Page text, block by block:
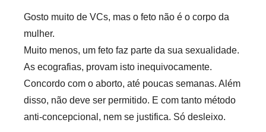
Gosto muito de VCs, mas o feto não é o corpo da
mulher.
Muito menos, um feto faz parte da sua sexualidade.
As ecografias, provam isto inequivocamente.
Concordo com o aborto, até poucas semanas. Além
disso, não deve ser permitido. E com tanto método
anti-concepcional, nem se justifica. Só desleixo.